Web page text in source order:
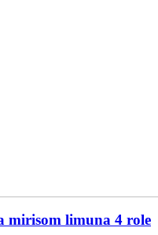
mirisom limuna 4 role